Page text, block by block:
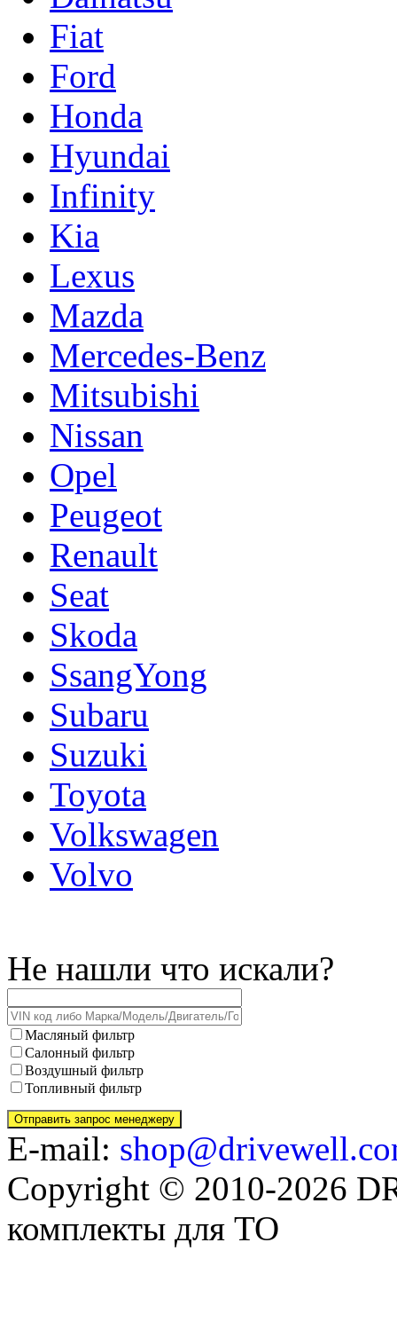
Fiat
Ford
Honda
Hyundai
Infinity
Kia
Lexus
Mazda
Mercedes-Benz
Mitsubishi
Nissan
Opel
Peugeot
Renault
Seat
Skoda
SsangYong
Subaru
Suzuki
Toyota
Volkswagen
Volvo
Не нашли что искали?
Масляный фильтр
Салонный фильтр
Воздушный фильтр
Топливный фильтр
E-mail:
Copyright © 2010-2026
комплекты для ТО